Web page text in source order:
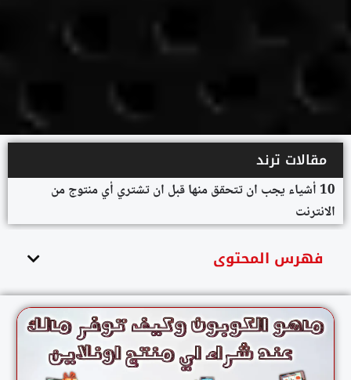
مقالات ترند
10 أشياء يجب ان تتحقق منها قبل ان تشتري أي منتوج من
الانترنت
فهرس المحتوى